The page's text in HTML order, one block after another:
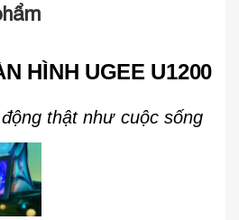
HÌNH UGEE U1200
thật như cuộc sống